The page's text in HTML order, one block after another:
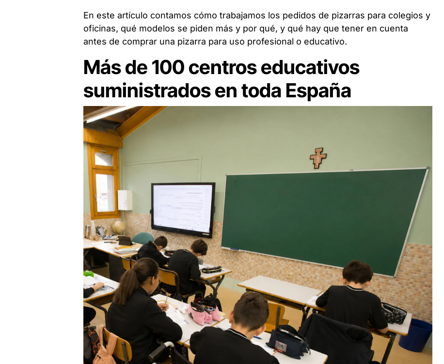
En este artículo contamos cómo trabajamos los pedidos de pizarras para colegios y
oficinas, qué modelos se piden más y por qué, y qué hay que tener en cuenta
antes de comprar una pizarra para uso profesional o educativo.
Más de 100 centros educativos
suministrados en toda España